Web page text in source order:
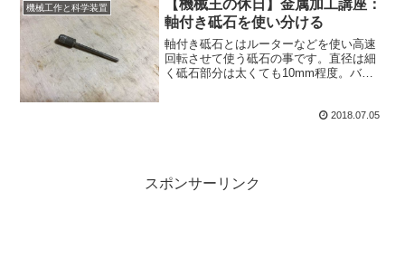
機械工作と科学装置
【機械王の休日】金属加工講座：
軸付き砥石を使い分ける
軸付き砥石とはルーターなどを使い高速
回転させて使う砥石の事です。直径は細
く砥石部分は太くても10mm程度。バリ
な点などを覚えておくと便利なので、今
2018.07.05
スポンサーリンク